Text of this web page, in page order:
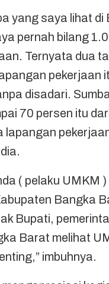
yang saya lihat di
pernah bilang
Ternyata dua
pekerjaan
disadari.
70 persen itu
lapangan
( pelaku UMKM )
Bangka
Bupati,
Barat melihat
imbuhnya.